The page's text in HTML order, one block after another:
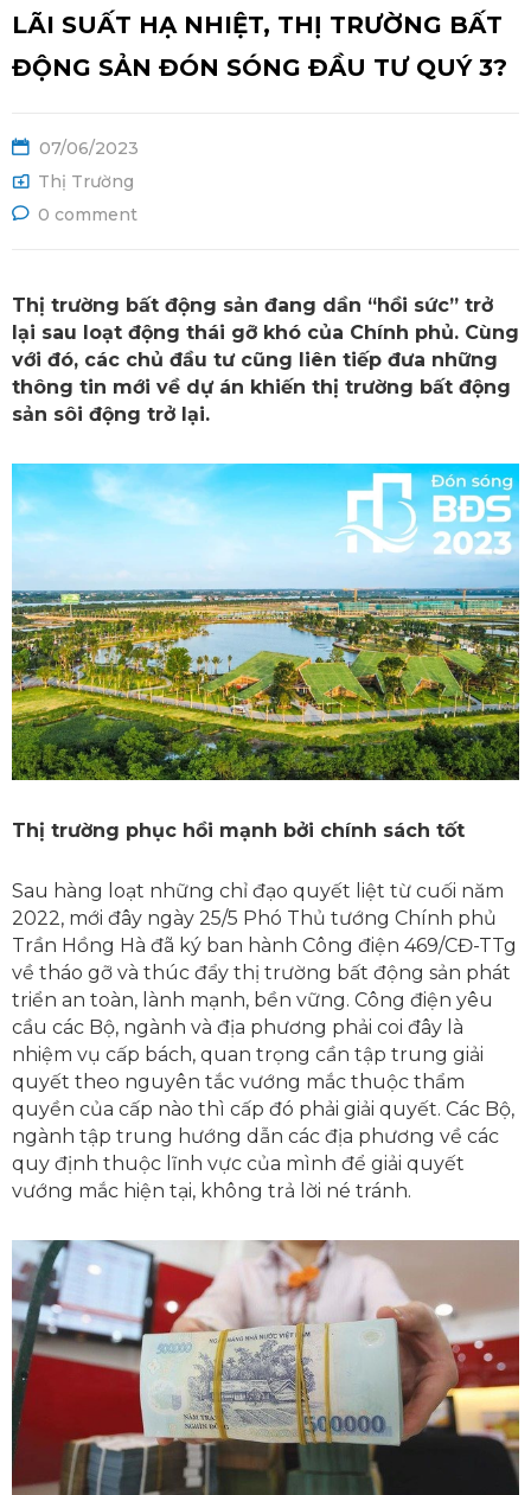
LÃI SUẤT HẠ NHIỆT, THỊ TRƯỜNG BẤT
ĐỘNG SẢN ĐÓN SÓNG ĐẦU TƯ QUÝ 3?
07/06/2023
Thị Trường
0 comment
Thị trường bất động sản đang dần “hồi sức” trở
lại sau loạt động thái gỡ khó của Chính phủ. Cùng
với đó, các chủ đầu tư cũng liên tiếp đưa những
thông tin mới về dự án khiến thị trường bất động
sản sôi động trở lại.
Thị trường phục hồi mạnh bởi chính sách tốt
Sau hàng loạt những chỉ đạo quyết liệt từ cuối năm
2022, mới đây ngày 25/5 Phó Thủ tướng Chính phủ
Trần Hồng Hà đã ký ban hành Công điện 469/CĐ-TTg
về tháo gỡ và thúc đẩy thị trường bất động sản phát
triển an toàn, lành mạnh, bền vững. Công điện yêu
cầu các Bộ, ngành và địa phương phải coi đây là
nhiệm vụ cấp bách, quan trọng cần tập trung giải
quyết theo nguyên tắc vướng mắc thuộc thẩm
quyền của cấp nào thì cấp đó phải giải quyết. Các Bộ,
ngành tập trung hướng dẫn các địa phương về các
quy định thuộc lĩnh vực của mình để giải quyết
vướng mắc hiện tại, không trả lời né tránh.